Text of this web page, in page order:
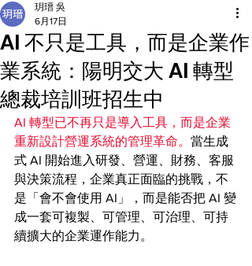
AI 不只是工具，而是企業作
業系統：陽明交大 AI 轉型
總裁培訓班招生中
玥瑨 吳
6月17日
AI 轉型已不再只是導入工具，而是企業
重新設計營運系統的管理革命。 當生成
式 AI 開始進入研發、營運、財務、客服
與決策流程，企業真正面臨的挑戰，不
是「會不會使用 AI」，而是能否把 AI 變
成一套可複製、可管理、可治理、可持
續擴大的企業運作能力。